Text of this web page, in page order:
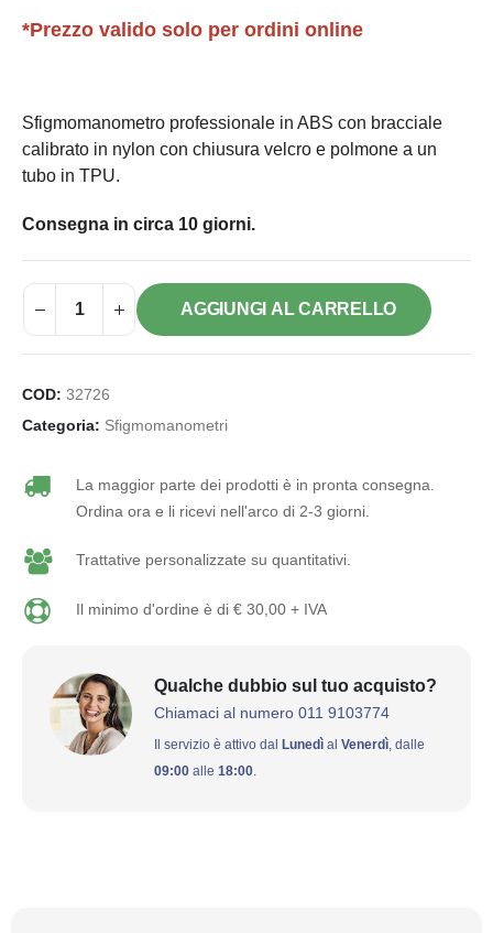
*Prezzo valido solo per ordini online
Sfigmomanometro professionale in ABS con bracciale
calibrato in nylon con chiusura velcro e polmone a un
tubo in TPU.
Consegna in circa 10 giorni.
AGGIUNGI AL CARRELLO
COD: 32726
Categoria: Sfigmomanometri
La maggior parte dei prodotti è in pronta consegna.
Ordina ora e li ricevi nell'arco di 2-3 giorni.
Trattative personalizzate su quantitativi.
Il minimo d'ordine è di € 30,00 + IVA
Qualche dubbio sul tuo acquisto?
Chiamaci al numero 011 9103774
Il servizio è attivo dal Lunedì al Venerdì , dalle
09:00 alle 18:00